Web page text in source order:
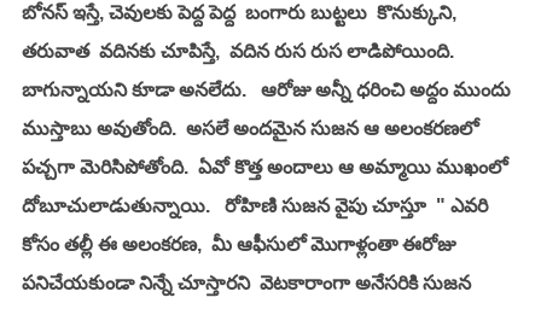
బోనస్ ఇస్తే, చెవులకు పెద్ద పెద్ద  బంగారు బుట్టలు  కొనుక్కుని,
తరువాత  వదినకు చూపిస్తే,  వదిన రుస రుస లాడిపోయింది.
బాగున్నాయని కూడా అనలేదు.   ఆరోజు అన్నీ ధరించి అద్దం ముందు
ముస్తాబు అవుతోంది.  అసలే అందమైన సుజన ఆ అలంకరణలో
పచ్చగా మెరిసిపోతోంది.  ఏవో కొత్త అందాలు ఆ అమ్మాయి ముఖంలో
దోబూచులాడుతున్నాయి.   రోహిణి సుజన వైపు చూస్తూ  " ఎవరి
కోసం తల్లీ ఈ అలంకరణ,  మీ ఆఫీసులో మొగాళ్లంతా ఈరోజు
పనిచేయకుండా నిన్నే చూస్తారని  వెటకారాంగా అనేసరికి సుజన